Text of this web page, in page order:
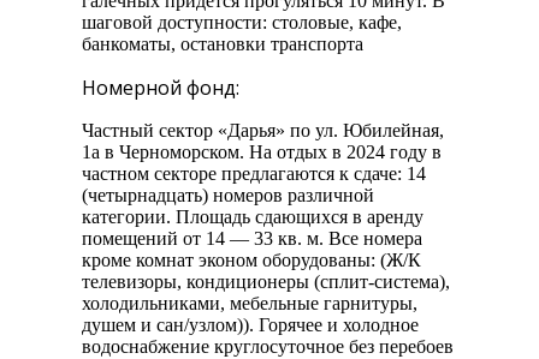
шаговой доступности: столовые, кафе,
банкоматы, остановки транспорта
Номерной фонд:
Частный сектор «Дарья» по ул. Юбилейная,
1а в Черноморском. На отдых в 2024 году в
частном секторе предлагаются к сдаче: 14
(четырнадцать) номеров различной
категории. Площадь сдающихся в аренду
помещений от 14 — 33 кв. м. Все номера
кроме комнат эконом оборудованы: (Ж/К
телевизоры, кондиционеры (сплит-система),
холодильниками, мебельные гарнитуры,
душем и сан/узлом)). Горячее и холодное
водоснабжение круглосуточное без перебоев